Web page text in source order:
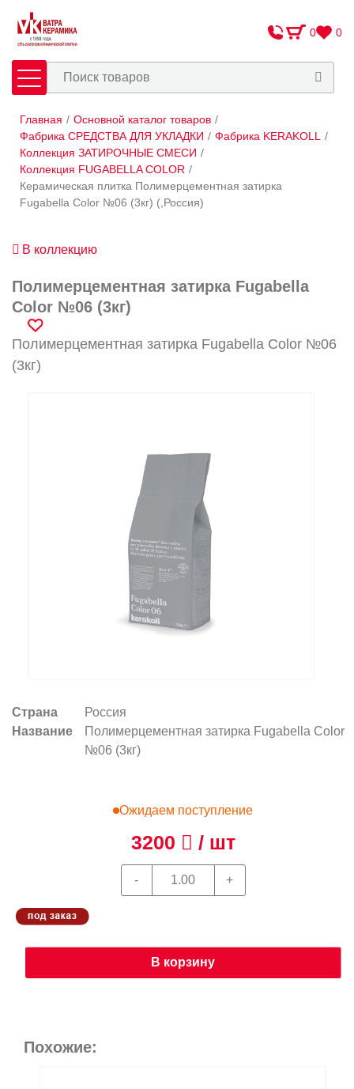
0 0
Плитка Сантехника
Оплата и доставка
Сотрудничество
Контакты
Адреса салонов
Главная / Основной каталог товаров /
Фабрика СРЕДСТВА ДЛЯ УКЛАДКИ / Фабрика KERAKOLL
/
Коллекция ЗАТИРОЧНЫЕ СМЕСИ /
Коллекция FUGABELLA COLOR /
Керамическая плитка Полимерцементная затирка
Fugabella Color №06 (3кг) (,Россия)
В коллекцию
Полимерцементная затирка Fugabella
Color №06 (3кг)
Полимерцементная затирка Fugabella Color №06
(3кг)
Страна
Россия
Название
Полимерцементная затирка Fugabella Color
№06 (3кг)
Ожидаем поступление
3200 / шт
В корзину
Похожие: